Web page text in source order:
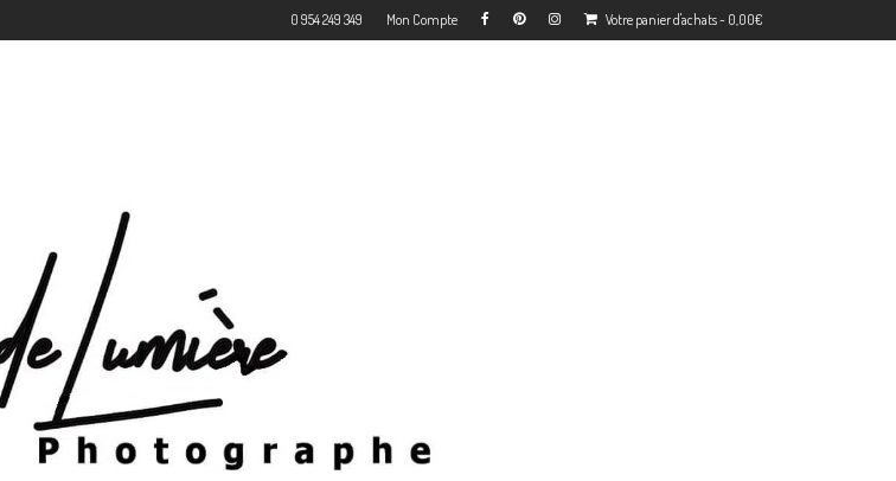
0 954 249 349 Mon Compte Votre panier d'achats- 0,00€